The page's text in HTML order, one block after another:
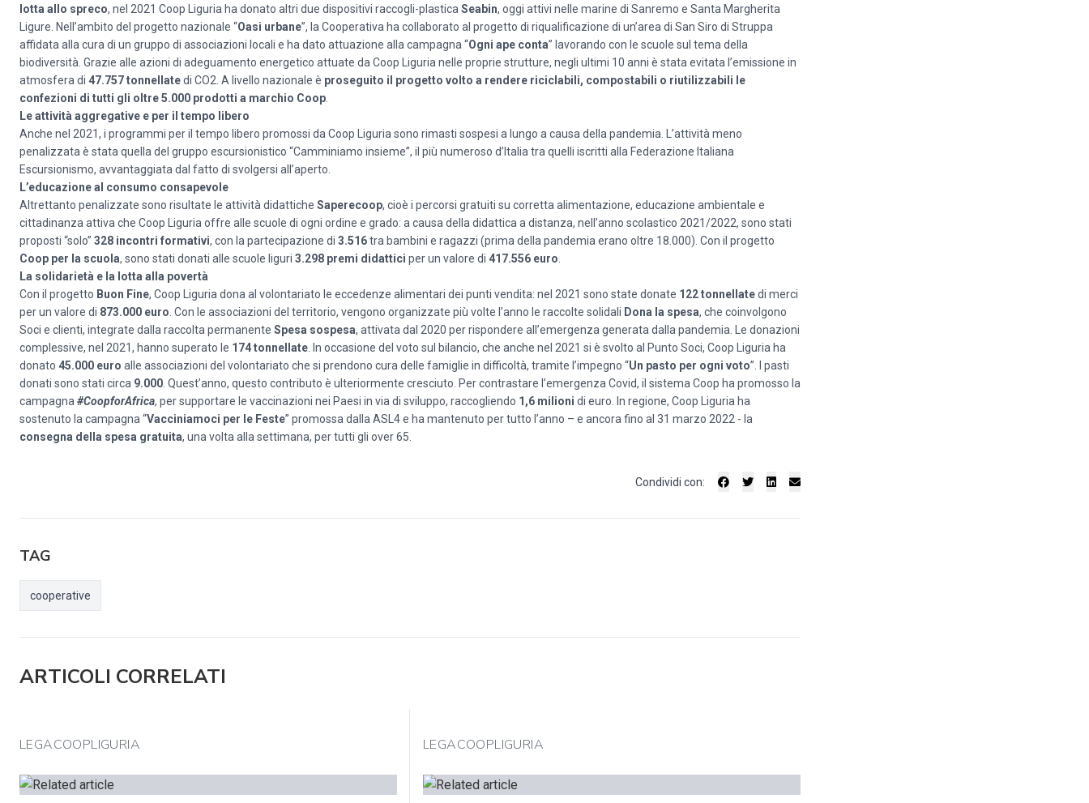
lotta allo spreco, nel 2021 Coop Liguria ha donato altri due dispositivi raccogli-plastica Seabin, oggi attivi nelle marine di Sanremo e Santa Margherita
Ligure. Nell’ambito del progetto nazionale “Oasi urbane”, la Cooperativa ha collaborato al progetto di riqualificazione di un’area di San Siro di Struppa
affidata alla cura di un gruppo di associazioni locali e ha dato attuazione alla campagna “Ogni ape conta” lavorando con le scuole sul tema della
biodiversità. Grazie alle azioni di adeguamento energetico attuate da Coop Liguria nelle proprie strutture, negli ultimi 10 anni è stata evitata l’emissione in
atmosfera di 47.757 tonnellatedi CO2. A livello nazionale è proseguito il progetto volto a rendere riciclabili, compostabili o riutilizzabili le
confezioni di tutti gli oltre 5.000 prodotti a marchio Coop
Le attività aggregative e per il tempo libero
Anche nel 2021, i programmi per il tempo libero promossi da Coop Liguria sono rimasti sospesi a lungo a causa della pandemia. L’attività meno
penalizzata è stata quella del gruppo escursionistico “Camminiamo insieme”, il più numeroso d’Italia tra quelli iscritti alla Federazione Italiana
Escursionismo, avvantaggiata dal fatto di svolgersi all’aperto.
L’educazione al consumo consapevole
Altrettanto penalizzate sono risultate le attività didattiche Saperecoop, cioè i percorsi gratuiti su corretta alimentazione, educazione ambientale e
cittadinanza attiva che Coop Liguria offre alle scuole di ogni ordine e grado: a causa della didattica a distanza, nell’anno scolastico 2021/2022, sono stati
proposti “solo” 328 incontri formativi, con la partecipazione di 3.516tra bambini e ragazzi (prima della pandemia erano oltre 18.000). Con il progetto
Coop per la scuola, sono stati donati alle scuole liguri 3.298 premi didattici per un valore di 417.556 euro
La solidarietà e la lotta alla povertà
Con il progetto Buon Fine, Coop Liguria dona al volontariato le eccedenze alimentari dei punti vendita: nel 2021 sono state donate 122 tonnellatedi merci
per un valore di 873.000 euro . Con le associazioni del territorio, vengono organizzate più volte l’anno le raccolte solidali Dona la spesa, che coinvolgono
Soci e clienti, integrate dalla raccolta permanente Spesa sospesa, attivata dal 2020 per rispondere all’emergenza generata dalla pandemia. Le donazioni
complessive, nel 2021, hanno superato le 174 tonnellate . In occasione del voto sul bilancio, che anche nel 2021 si è svolto al Punto Soci, Coop Liguria ha
donato 45.000 euro alle associazioni del volontariato che si prendono cura delle famiglie in difficoltà, tramite l’impegno “Un pasto per ogni voto”. I pasti
donati sono stati circa 9.000 . Quest’anno, questo contributo è ulteriormente cresciuto. Per contrastare l’emergenza Covid, il sistema Coop ha promosso la
campagna #CoopforAfrica, per supportare le vaccinazioni nei Paesi in via di sviluppo, raccogliendo 1,6 milioni di euro. In regione, Coop Liguria ha
sostenuto la campagna “Vacciniamoci per le Feste” promossa dalla ASL4 e ha mantenuto per tutto l’anno – e ancora fino al 31 marzo 2022 - la
consegna della spesa gratuita, una volta alla settimana, per tutti gli over 65.
Condividi con:
TAG
cooperative
ARTICOLI CORRELATI
LEGACOOPLIGURIA LEGACOOPLIGURIA